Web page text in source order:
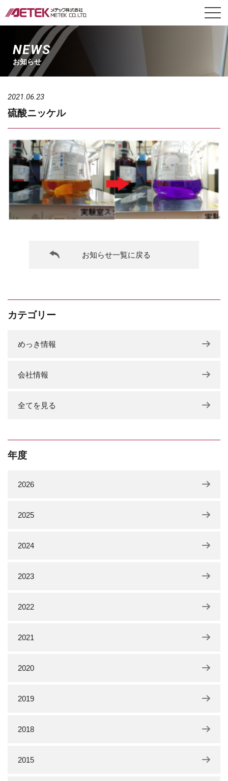
NEWS
お知らせ
2021.06.23
硫酸ニッケル
お知らせ一覧に戻る
カテゴリー
めっき情報
会社情報
全てを見る
年度
2026
2025
2024
2023
2022
2021
2020
2019
2018
2015